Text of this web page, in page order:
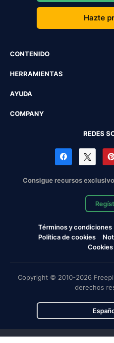
Hazte
CONTENIDO
HERRAMIENTAS
AYUDA
COMPANY
REDES
Consigue recursos
Términos y condiciones
Política de cookies
Copyright © 2010-2026
derechos